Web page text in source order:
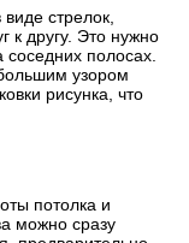
виде стрелок,
к другу. Это нужно
соседних полосах.
узором
рисунка, что
потолка и
можно сразу